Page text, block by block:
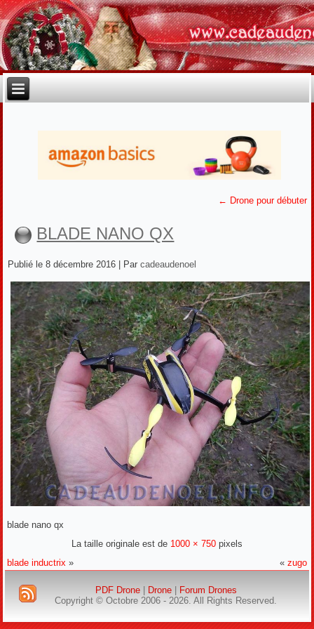
← Drone pour débuter
BLADE NANO QX
Publié le 8 décembre 2016 | Par cadeaudenoel
blade nano qx
La taille originale est de 1000 × 750 pixels
blade inductrix » « zugo
PDF Drone| Drone|
Forum Drones
Copyright © Octobre 2006 - 2026. All Rights Reserved.